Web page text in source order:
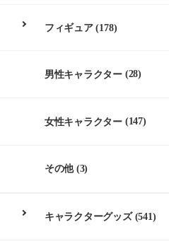
フィギュア(178)
男性キャラクター (28)
女性キャラクター (147)
その他(3)
キャラクターグッズ(541)